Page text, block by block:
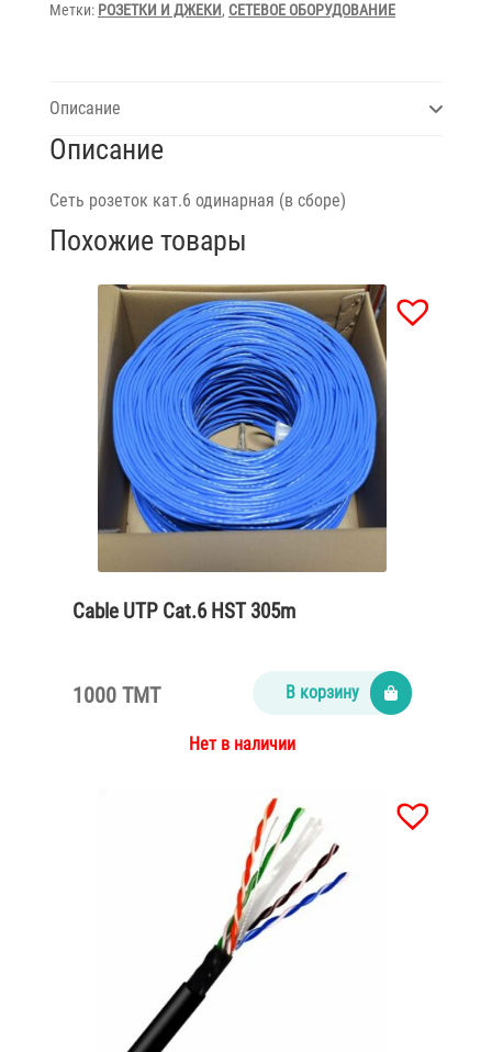
Метки: РОЗЕТКИ И ДЖЕКИ, СЕТЕВОЕ ОБОРУДОВАНИЕ
Описание
Описание
Сеть розеток кат.6 одинарная (в сборе)
Похожие товары
Cable UTP Cat.6 HST 305m
1000 TMT В корзину
Нет в наличии